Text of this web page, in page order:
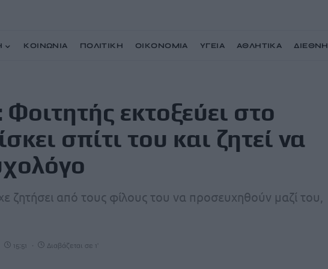
ΚΟΙΝΩΝΙΑ ΠΟΛΙΤΙΚΗ ΟΙΚΟΝΟΜΙΑ ΥΓΕΙΑ ΑΘΛΗΤΙΚΑ ΔΙΕΘΝΗ
στο δρόμο ό,τι βρίσκει σπίτι του και ζητεί να μιλήσει με ψυχολόγο
εκτοξεύει στο
σπίτι του και ζητεί να
ζητήσει από τους φίλους του να προσευχηθούν μαζί του,
15:51 Διαβάζεται σε 1'